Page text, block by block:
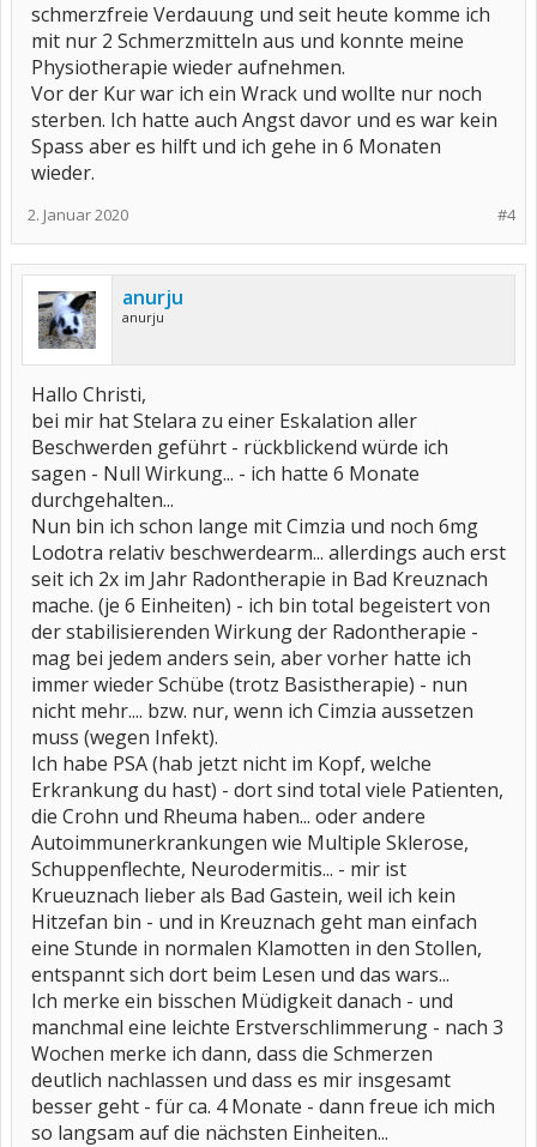
schmerzfreie Verdauung und seit heute komme ich
mit nur 2 Schmerzmitteln aus und konnte meine
Physiotherapie wieder aufnehmen.
Vor der Kur war ich ein Wrack und wollte nur noch
sterben. Ich hatte auch Angst davor und es war kein
Spass aber es hilft und ich gehe in 6 Monaten
wieder.
#4
2. Januar 2020
anurju
anurju
Hallo Christi,
bei mir hat Stelara zu einer Eskalation aller
Beschwerden geführt - rückblickend würde ich
sagen - Null Wirkung... - ich hatte 6 Monate
durchgehalten...
Nun bin ich schon lange mit Cimzia und noch 6mg
Lodotra relativ beschwerdearm... allerdings auch erst
seit ich 2x im Jahr Radontherapie in Bad Kreuznach
mache. (je 6 Einheiten) - ich bin total begeistert von
der stabilisierenden Wirkung der Radontherapie -
mag bei jedem anders sein, aber vorher hatte ich
immer wieder Schübe (trotz Basistherapie) - nun
nicht mehr.... bzw. nur, wenn ich Cimzia aussetzen
muss (wegen Infekt).
Ich habe PSA (hab jetzt nicht im Kopf, welche
Erkrankung du hast) - dort sind total viele Patienten,
die Crohn und Rheuma haben... oder andere
Autoimmunerkrankungen wie Multiple Sklerose,
Schuppenflechte, Neurodermitis... - mir ist
Krueuznach lieber als Bad Gastein, weil ich kein
Hitzefan bin - und in Kreuznach geht man einfach
eine Stunde in normalen Klamotten in den Stollen,
entspannt sich dort beim Lesen und das wars...
Ich merke ein bisschen Müdigkeit danach - und
manchmal eine leichte Erstverschlimmerung - nach 3
Wochen merke ich dann, dass die Schmerzen
deutlich nachlassen und dass es mir insgesamt
besser geht - für ca. 4 Monate - dann freue ich mich
so langsam auf die nächsten Einheiten...